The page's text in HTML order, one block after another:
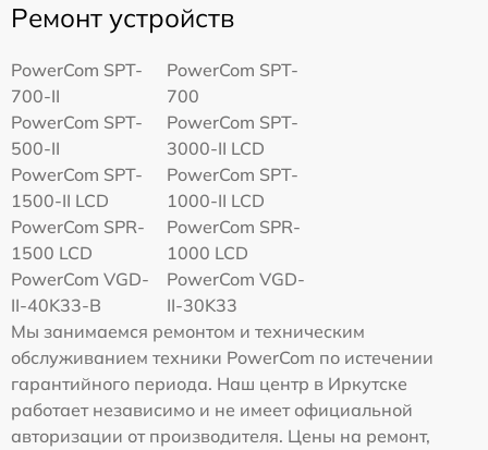
Ремонт устройств
PowerCom SPT-
700-II
PowerCom SPT-
700
PowerCom SPT-
500-II
PowerCom SPT-
3000-II LCD
PowerCom SPT-
1500-II LCD
PowerCom SPT-
1000-II LCD
PowerCom SPR-
1500 LCD
PowerCom SPR-
1000 LCD
PowerCom VGD-
II-40K33-B
PowerCom VGD-
II-30K33
Мы занимаемся ремонтом и техническим
обслуживанием техники PowerCom по истечении
гарантийного периода. Наш центр в Иркутске
работает независимо и не имеет официальной
авторизации от производителя. Цены на ремонт,